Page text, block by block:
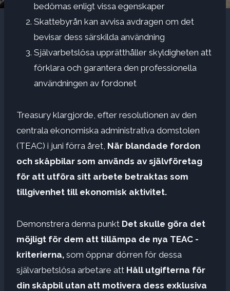
bedömas enligt vissa egenskaper
Skattebyrån kan avvisa avdragen om det
bevisar dess särskilda användning
Självarbetslösa upprätthåller skyldigheten att
förklara och garantera den professionella
användningen av fordonet
Treasury klargjorde, efter resolutionen av den
centrala ekonomiska administrativa domstolen
(TEAC) i juni förra året, När blandade fordon
och skåpbilar som används av självföretag
för att utföra sitt arbete betraktas som
tillgivenhet till ekonomisk aktivitet.
Demonstrera denna punkt Det skulle göra det
möjligt för dem att tillämpa de nya TEAC -
kriterierna, som öppnar dörren för dessa
självarbetslösa arbetare att Håll utgifterna för
din skåpbil utan att motivera dess exklusiva